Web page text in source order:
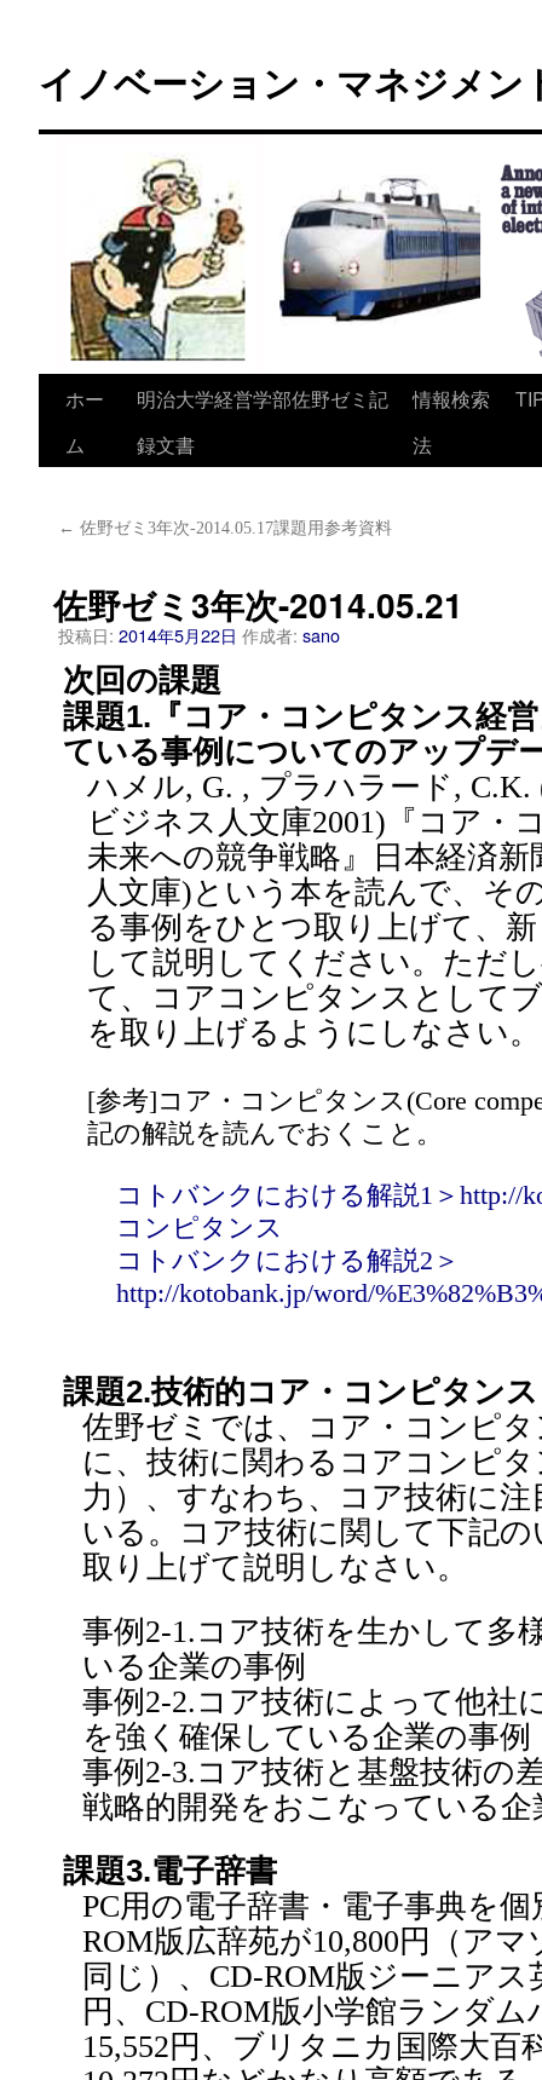
テ
イノベーション・マネジメン
ホー
ム
明治大学経営学部佐野ゼミ記
録文書
情報検索
法
← 佐野ゼミ3年次-2014.05.17課題用参考資料
佐野ゼミ3年次-2014.05.21
投稿日: 2014年5月22日 作成者: sano
次回の課題
課題1.『コア・コンピタンス経
ている事例についてのアップデ
ハメル, G. , プラハラード, C.K.
ビジネス人文庫2001)『コア・
未来への競争戦略』日本経済
人文庫)という本を読んで、そ
る事例をひとつ取り上げて、
して説明してください。ただ
て、コアコンピタンスとして
を取り上げるようにしなさい。
[参考]コア・コンピタンス(Core
記の解説を読んでおくこと。
コトバンクにおける解説1＞http://
コンピタンス
コトバンクにおける解説2＞
http://kotobank.jp/word/
課題2.技術的コア・コンピタンス
佐野ゼミでは、コア・コンピ
に、技術に関わるコアコンピ
力）、すなわち、コア技術に
いる。コア技術に関して下記
取り上げて説明しなさい。
事例2-1.コア技術を生かして多
いる企業の事例
事例2-2.コア技術によって他社
を強く確保している企業の事例
事例2-3.コア技術と基盤技術の
戦略的開発をおこなっている企
課題3.電子辞書
PC用の電子辞書・電子事典を
ROM版広辞苑が10,800円（ア
同じ）、CD-ROM版ジーニアス
円、CD-ROM版小学館ランダ
15,552円、ブリタニカ国際大百